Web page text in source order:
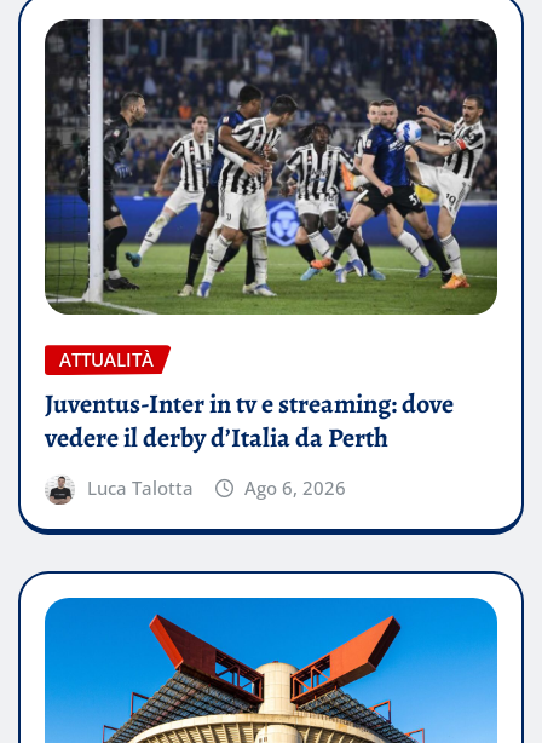
ATTUALITÀ
Juventus-Inter in tv e streaming: dove
vedere il derby d’Italia da Perth
Luca Talotta Ago 6, 2026